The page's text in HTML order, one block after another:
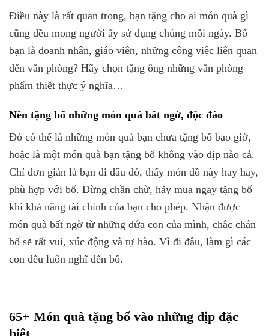
Điều này là rất quan trọng, bạn tặng cho ai món quà gì
cũng đều mong người ấy sử dụng chúng mỗi ngày. Bố
bạn là doanh nhân, giáo viên, những công việc liên quan
đến văn phòng? Hãy chọn tặng ông những văn phòng
phẩm thiết thực ý nghĩa…
Nên tặng bố những món quà bất ngờ, độc đáo
Đó có thể là những món quà bạn chưa tặng bố bao giờ,
hoặc là một món quà bạn tặng bố không vào dịp nào cả.
Chỉ đơn giản là bạn đi đâu đó, thấy món đồ này hay hay,
phù hợp với bố. Đừng chần chừ, hãy mua ngay tặng bố
khi khả năng tài chính của bạn cho phép. Nhận được
món quà bất ngờ từ những đứa con của mình, chắc chắn
bố sẽ rất vui, xúc động và tự hào. Vì đi đâu, làm gì các
con đều luôn nghĩ đến bố.
65+ Món quà tặng bố vào những dịp đặc